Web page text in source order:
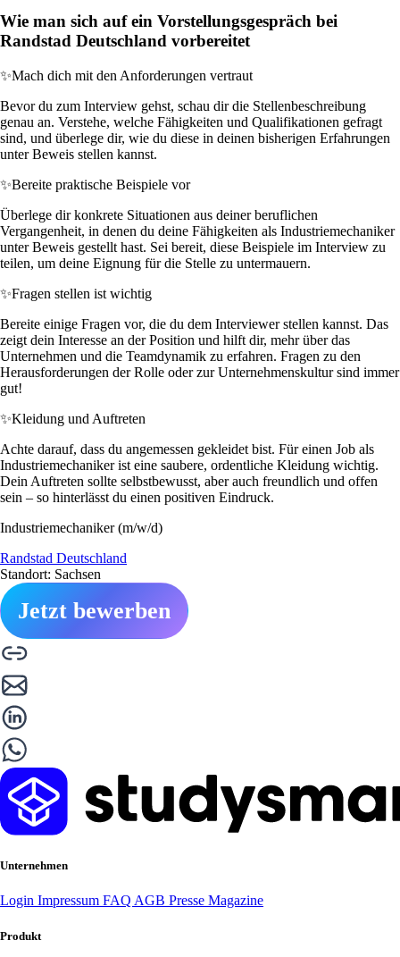
Wie man sich auf ein Vorstellungsgespräch bei
Randstad Deutschland vorbereitet
✨Mach dich mit den Anforderungen vertraut
Bevor du zum Interview gehst, schau dir die Stellenbeschreibung
genau an. Verstehe, welche Fähigkeiten und Qualifikationen gefragt
sind, und überlege dir, wie du diese in deinen bisherigen Erfahrungen
unter Beweis stellen kannst.
✨Bereite praktische Beispiele vor
Überlege dir konkrete Situationen aus deiner beruflichen
Vergangenheit, in denen du deine Fähigkeiten als Industriemechaniker
unter Beweis gestellt hast. Sei bereit, diese Beispiele im Interview zu
teilen, um deine Eignung für die Stelle zu untermauern.
✨Fragen stellen ist wichtig
Bereite einige Fragen vor, die du dem Interviewer stellen kannst. Das
zeigt dein Interesse an der Position und hilft dir, mehr über das
Unternehmen und die Teamdynamik zu erfahren. Fragen zu den
Herausforderungen der Rolle oder zur Unternehmenskultur sind immer
gut!
✨Kleidung und Auftreten
Achte darauf, dass du angemessen gekleidet bist. Für einen Job als
Industriemechaniker ist eine saubere, ordentliche Kleidung wichtig.
Dein Auftreten sollte selbstbewusst, aber auch freundlich und offen
sein – so hinterlässt du einen positiven Eindruck.
Industriemechaniker (m/w/d)
Randstad Deutschland
Standort: Sachsen
Jetzt bewerben
Unternehmen
Login Impressum FAQ AGB Presse Magazine
Produkt